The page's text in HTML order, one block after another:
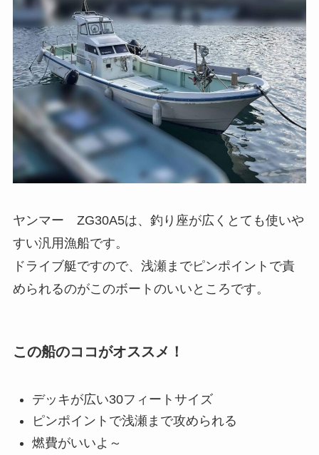
ヤンマー ZG30A5は、釣り座が広くとても使いや
すい汎用漁船です。
ドライブ艇ですので、浅瀬までピンポイントで責
められるのがこのボートのいいところです。
この船のココがオススメ！
デッキが広い30フィートサイズ
ピンポイントで浅瀬まで攻められる
燃費がいいよ～